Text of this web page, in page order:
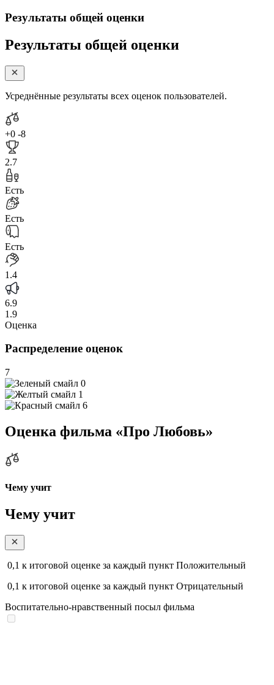
Результаты общей оценки
Результаты общей оценки
Усреднённые результаты всех оценок пользователей.
+0 -8
2.7
Есть
Есть
Есть
1.4
6.9
1.9
Оценка
Распределение оценок
7
0
1
6
Оценка фильма «Про Любовь»
Чему учит
Чему учит
0,1 к итоговой оценке за каждый пункт Положительный
0,1 к итоговой оценке за каждый пункт Отрицательный
Воспитательно-нравственный посыл фильма